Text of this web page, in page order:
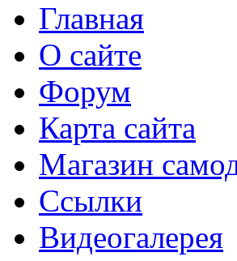
Главная
О сайте
Форум
Карта сайта
Магазин
Ссылки
Видеогалерея